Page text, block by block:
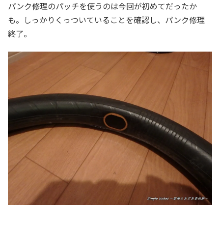
パンク修理のパッチを使うのは今回が初めてだったか
も。しっかりくっついていることを確認し、パンク修理
終了。